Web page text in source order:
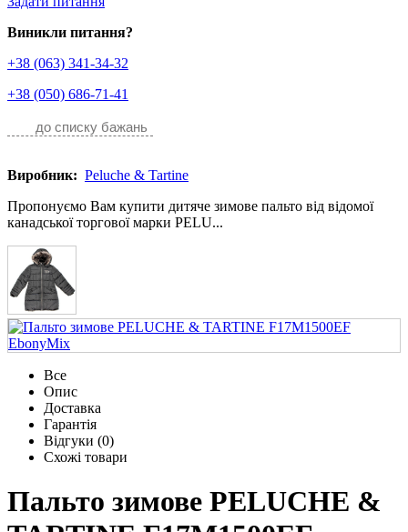
Виникли питання?
+38 (063) 341-34-32
+38 (050) 686-71-41
до списку бажань
Виробник: Peluche & Tartine
Пропонуємо Вам купити дитяче зимове пальто від відомої
канадської торгової марки PELU...
Все
Опис
Доставка
Гарантія
Відгуки (0)
Схожі товари
Пальто зимове PELUCHE &